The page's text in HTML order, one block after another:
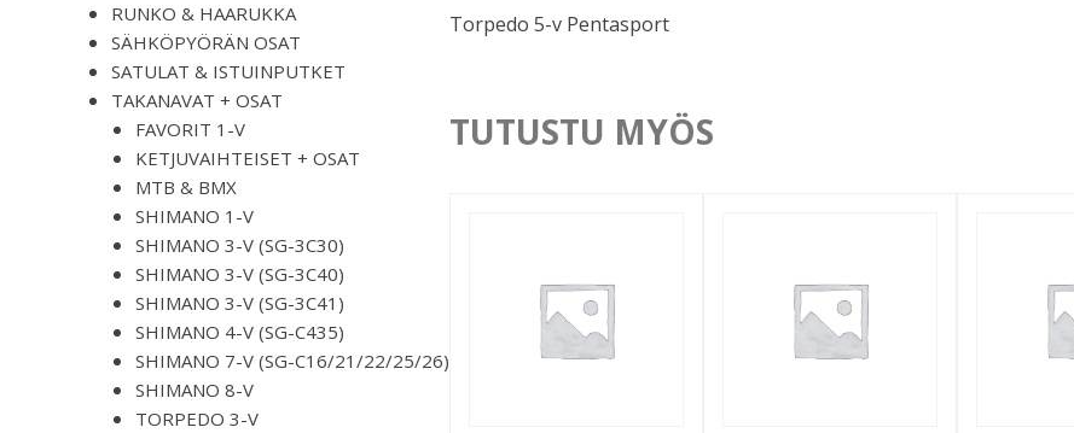
RUNKO & HAARUKKA
SÄHKÖPYÖRÄN OSAT
SATULAT & ISTUINPUTKET
TAKANAVAT + OSAT
FAVORIT 1-V
KETJUVAIHTEISET + OSAT
MTB & BMX
SHIMANO 1-V
SHIMANO 3-V (SG-3C30)
SHIMANO 3-V (SG-3C40)
SHIMANO 3-V (SG-3C41)
SHIMANO 4-V (SG-C435)
SHIMANO 7-V (SG-C16/21/22/25/26)
SHIMANO 8-V
TORPEDO 3-V
Torpedo 5-v Pentasport
TUTUSTU MYÖS